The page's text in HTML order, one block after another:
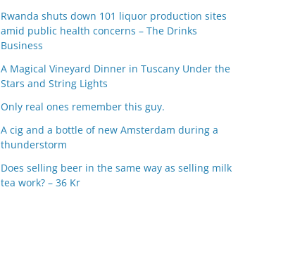
Rwanda shuts down 101 liquor production sites
amid public health concerns – The Drinks
Business
A Magical Vineyard Dinner in Tuscany Under the
Stars and String Lights
Only real ones remember this guy.
A cig and a bottle of new Amsterdam during a
thunderstorm
Does selling beer in the same way as selling milk
tea work? – 36 Kr